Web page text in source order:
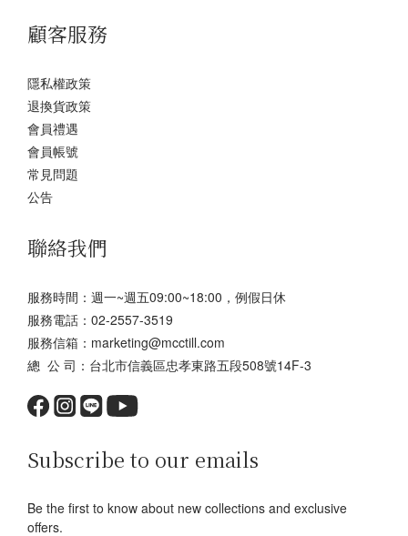
顧客服務
隱私權政策
退換貨政策
會員禮遇
會員帳號
常見問題
公告
聯絡我們
服務時間：週一~週五09:00~18:00，例假日休
服務電話：02-2557-3519
服務信箱：marketing@mcctill.com
總 公 司：台北市信義區忠孝東路五段508號14F-3
Subscribe to our emails
Be the first to know about new collections and exclusive
offers.